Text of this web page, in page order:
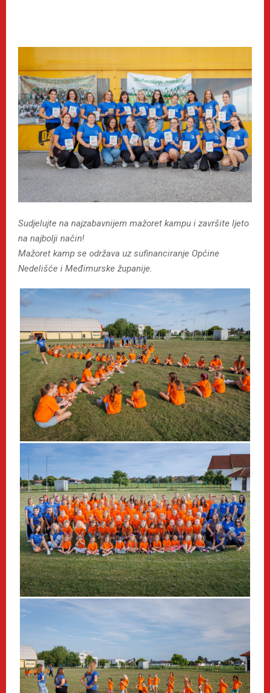
Sudjelujte na najzabavnijem mažoret kampu i završite ljeto
na najbolji način!
Mažoret kamp se održava uz sufinanciranje Općine
Nedelišće i Međimurske županije.